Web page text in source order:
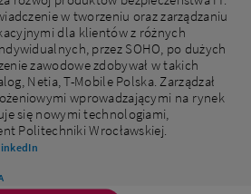
w tworzeniu oraz zarządzaniu
dla klientów z różnych
przez SOHO, po dużych
zawodowe zdobywał w takich
Netia, T-Mobile Polska. Zarządzał
wprowadzającymi na rynek
się nowymi technologiami,
Politechniki Wrocławskiej.